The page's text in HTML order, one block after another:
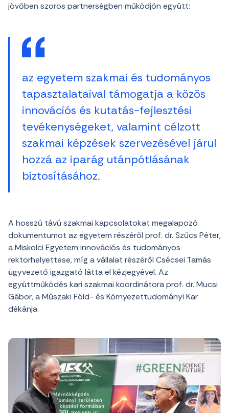
jövőben szoros partnerségben működjön együtt:
az egyetem szakmai és tudományos
tapasztalataival támogatja a közös
innovációs és kutatás-fejlesztési
tevékenységeket, valamint célzott
szakmai képzések szervezésével járul
hozzá az iparág utánpótlásának
biztosításához.
A hosszú távú szakmai kapcsolatokat megalapozó
dokumentumot az egyetem részéről prof. dr. Szűcs Péter,
a Miskolci Egyetem innovációs és tudományos
rektorhelyettese, míg a vállalat részéről Csécsei Tamás
ügyvezető igazgató látta el kézjegyével. Az
együttműködés kari szakmai koordinátora prof. dr. Mucsi
Gábor, a Műszaki Föld- és Környezettudományi Kar
dékánja.